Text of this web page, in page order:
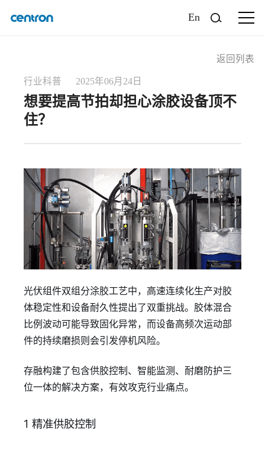
En
返回列表
行业科普 2025年06月24日
想要提高节拍却担心涂胶设备顶不
住？
光伏组件双组分涂胶工艺中，高速连续化生产对胶
体稳定性和设备耐久性提出了双重挑战。胶体混合
比例波动可能导致固化异常，而设备高频次运动部
件的持续磨损则会引发停机风险。
存融构建了包含供胶控制、智能监测、耐磨防护三
位一体的解决方案，有效攻克行业痛点。
1 精准供胶控制